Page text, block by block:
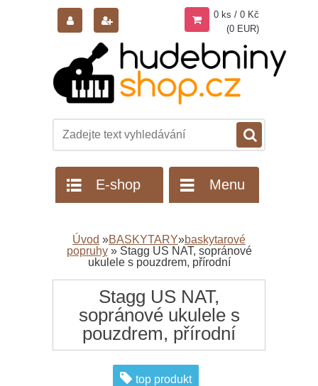
0 ks / 0 Kč
(0 EUR)
E-shop Menu
Úvod »BASKYTARY»baskytarové
popruhy » Stagg US NAT, sopránové
ukulele s pouzdrem, přírodní
Stagg US NAT,
sopránové ukulele s
pouzdrem, přírodní
top produkt